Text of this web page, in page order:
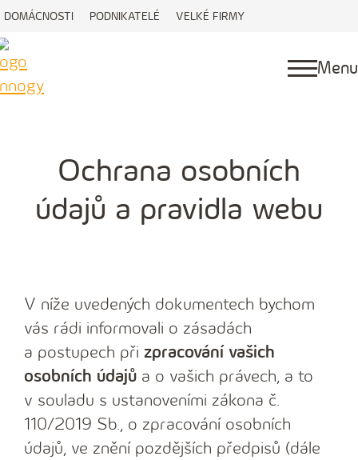
DOMÁCNOSTI PODNIKATELÉ VELKÉ FIRMY
Menu
Ochrana osobních
údajů a pravidla webu
V níže uvedených dokumentech bychom
vás rádi informovali o zásadách
a postupech při zpracování vašich
osobních údajů a o vašich právech, a to
v souladu s ustanoveními zákona č.
110/2019 Sb., o zpracování osobních
údajů, ve znění pozdějších předpisů (dále